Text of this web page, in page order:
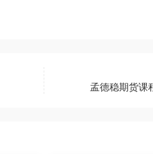
孟德稳期货课